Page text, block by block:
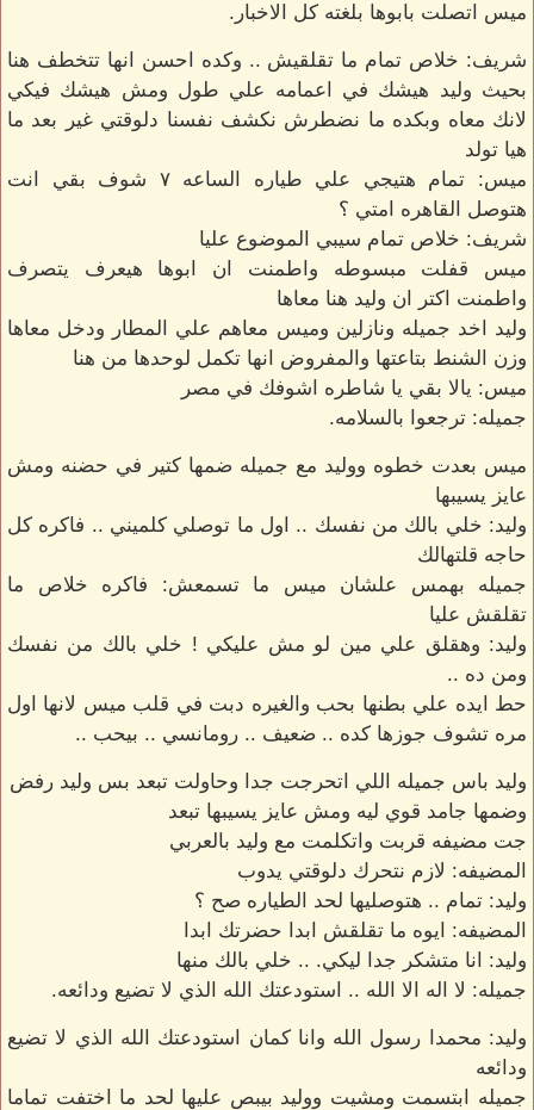
ميس اتصلت بابوها بلغته كل الاخبار.
شريف: خلاص تمام ما تقلقيش .. وكده احسن انها تتخطف هنا
بحيث وليد هيشك في اعمامه علي طول ومش هيشك فيكي
لانك معاه وبكده ما نضطرش نكشف نفسنا دلوقتي غير بعد ما
هيا تولد
ميس: تمام هتيجي علي طياره الساعه ٧ شوف بقي انت
هتوصل القاهره امتي ؟
شريف: خلاص تمام سيبي الموضوع عليا
ميس قفلت مبسوطه واطمنت ان ابوها هيعرف يتصرف
واطمنت اكتر ان وليد هنا معاها
وليد اخد جميله ونازلين وميس معاهم علي المطار ودخل معاها
وزن الشنط بتاعتها والمفروض انها تكمل لوحدها من هنا
ميس: يالا بقي يا شاطره اشوفك في مصر
جميله: ترجعوا بالسلامه.
ميس بعدت خطوه ووليد مع جميله ضمها كتير في حضنه ومش
عايز يسيبها
وليد: خلي بالك من نفسك .. اول ما توصلي كلميني .. فاكره كل
حاجه قلتهالك
جميله بهمس علشان ميس ما تسمعش: فاكره خلاص ما
تقلقش عليا
وليد: وهقلق علي مين لو مش عليكي ! خلي بالك من نفسك
ومن ده ..
حط ايده علي بطنها بحب والغيره دبت في قلب ميس لانها اول
مره تشوف جوزها كده .. ضعيف .. رومانسي .. بيحب ..
وليد باس جميله اللي اتحرجت جدا وحاولت تبعد بس وليد رفض
وضمها جامد قوي ليه ومش عايز يسيبها تبعد
جت مضيفه قربت واتكلمت مع وليد بالعربي
المضيفه: لازم نتحرك دلوقتي يدوب
وليد: تمام .. هتوصليها لحد الطياره صح ؟
المضيفه: ايوه ما تقلقش ابدا حضرتك ابدا
وليد: انا متشكر جدا ليكي. .. خلي بالك منها
جميله: لا اله الا الله .. استودعتك الله الذي لا تضيع ودائعه.
وليد: محمدا رسول الله وانا كمان استودعتك الله الذي لا تضيع
ودائعه
جميله ابتسمت ومشيت ووليد بيبص عليها لحد ما اختفت تماما